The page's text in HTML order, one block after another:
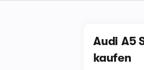
Audi A5
kaufen